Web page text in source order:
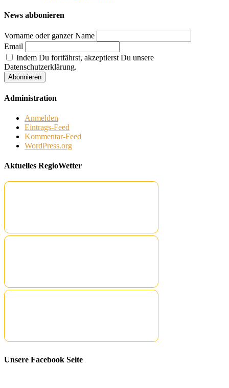
News abbonieren
Vorname oder ganzer Name
Email
Indem Du fortfährst, akzeptierst Du unsere
Datenschutzerklärung.
Administration
Anmelden
Eintrags-Feed
Kommentar-Feed
WordPress.org
Aktuelles RegioWetter
Unsere Facebook Seite